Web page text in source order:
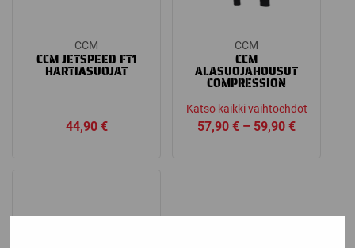
CCM
CCM JETSPEED FT1
HARTIASUOJAT
44,90 €
CCM
CCM
ALASUOJAHOUSUT
COMPRESSION
Katso kaikki vaihtoehdot
57,90€ – 59,90€Price